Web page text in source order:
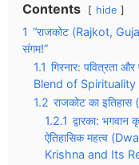
Contents hide
1 “राजकोट (Rajkot,
संगम!”
1.1 गिरनार: पवित्रता
Blend of
1.2 राजकोट का
1.2.1 द्वारका: भगवान
ऐतिहासिक महत्व
Krishna and Its